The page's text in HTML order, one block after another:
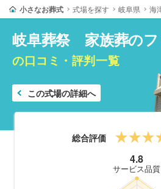
小さなお葬式 式場を探す 岐阜県 海
岐阜葬祭 家族葬の
の口コミ・評判一覧
この式場の詳細へ
総合評価
4.8
サービス品質